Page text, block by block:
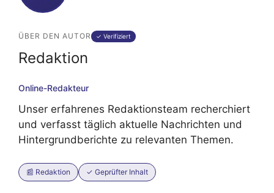
ÜBER DEN AUTOR ✓ Verifiziert
Redaktion
Online-Redakteur
Unser erfahrenes Redaktionsteam recherchiert
und verfasst täglich aktuelle Nachrichten und
Hintergrundberichte zu relevanten Themen.
📰 Redaktion ✓ Geprüfter Inhalt